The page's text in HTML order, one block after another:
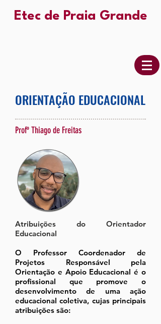
Etec de Praia Grande
ORIENTAÇÃO EDUCACIONAL
Profº Thiago de Freitas
Atribuições do Orientador
Educacional
O Professor Coordenador de
Projetos Responsável pela
Orientação e Apoio Educacional é o
profissional que promove o
desenvolvimento de uma ação
educacional coletiva, cujas principais
atribuições são: